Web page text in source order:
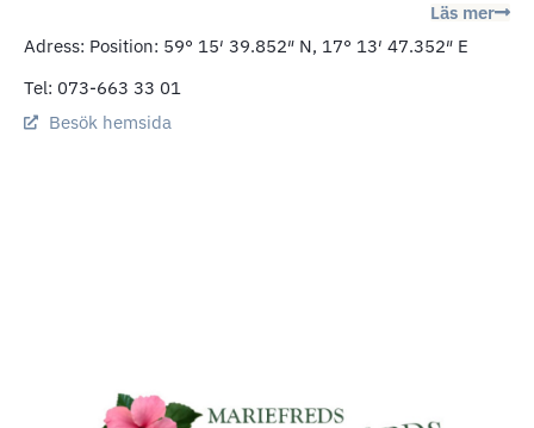
Läs mer
Adress: Position: 59° 15′ 39.852″ N, 17° 13′ 47.352″ E
Tel: 073-663 33 01
Besök hemsida